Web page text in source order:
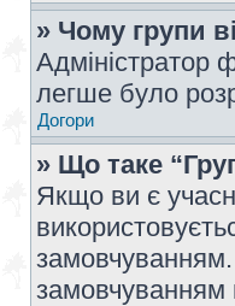
» Чому групи
Адміністратор
легше було
Догори
» Що таке
Якщо ви є
замовчуванням